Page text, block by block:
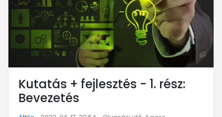
Kutatás + fejlesztés - 1. rész:
Bevezetés